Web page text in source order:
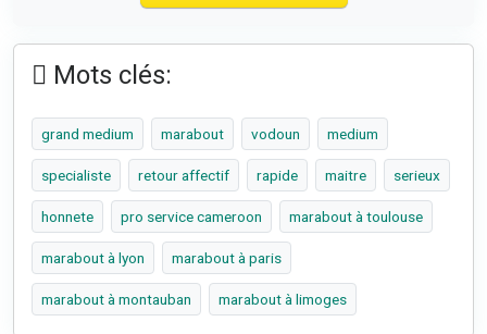
Mots clés:
grand medium marabout vodoun medium
specialiste retour affectif rapide maitre serieux
honnete pro service cameroon marabout à toulouse
marabout à lyon marabout à paris
marabout à montauban marabout à limoges